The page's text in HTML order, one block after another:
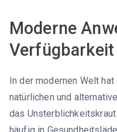
Moderne
Verfügbarkeit
In der modernen Welt
natürlichen und
das